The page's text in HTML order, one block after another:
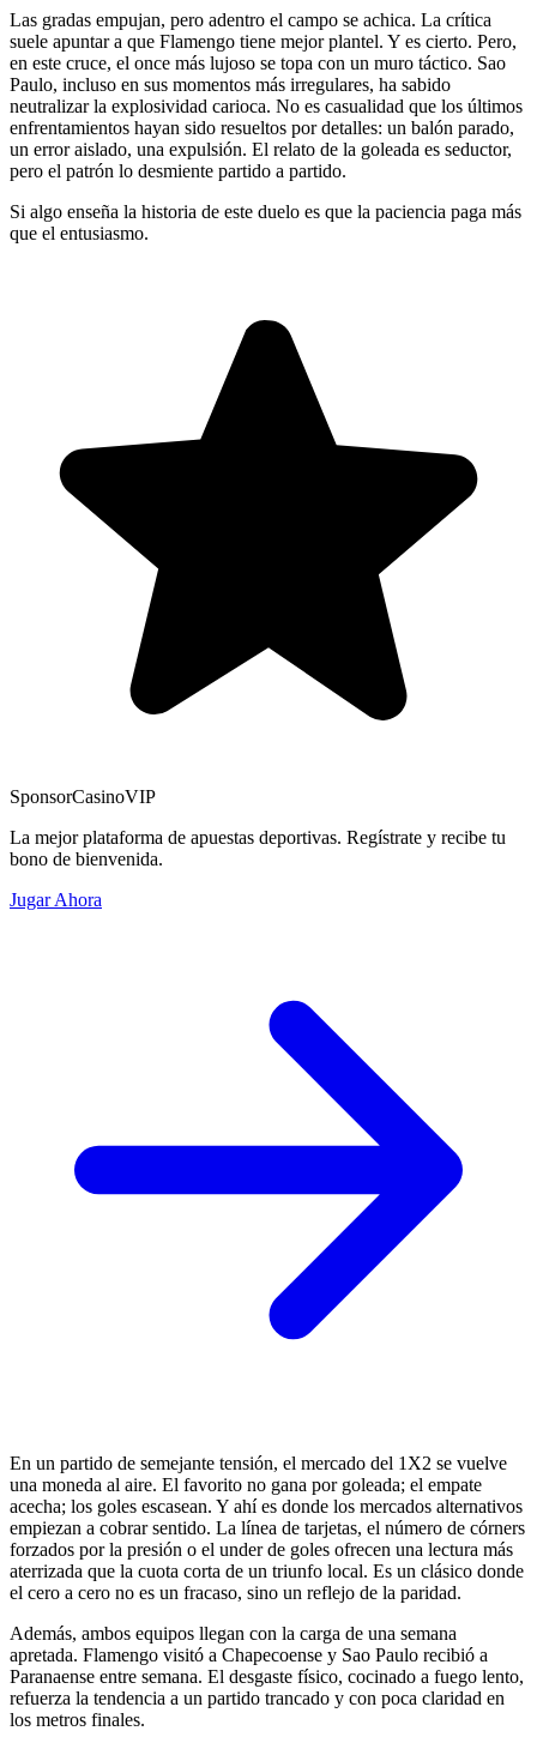
Las gradas empujan, pero adentro el campo se achica. La crítica
suele apuntar a que Flamengo tiene mejor plantel. Y es cierto. Pero,
en este cruce, el once más lujoso se topa con un muro táctico. Sao
Paulo, incluso en sus momentos más irregulares, ha sabido
neutralizar la explosividad carioca. No es casualidad que los últimos
enfrentamientos hayan sido resueltos por detalles: un balón parado,
un error aislado, una expulsión. El relato de la goleada es seductor,
pero el patrón lo desmiente partido a partido.
Si algo enseña la historia de este duelo es que la paciencia paga más
que el entusiasmo.
SponsorCasinoVIP
La mejor plataforma de apuestas deportivas. Regístrate y recibe tu
bono de bienvenida.
Jugar Ahora
En un partido de semejante tensión, el mercado del 1X2 se vuelve
una moneda al aire. El favorito no gana por goleada; el empate
acecha; los goles escasean. Y ahí es donde los mercados alternativos
empiezan a cobrar sentido. La línea de tarjetas, el número de córners
forzados por la presión o el under de goles ofrecen una lectura más
aterrizada que la cuota corta de un triunfo local. Es un clásico donde
el cero a cero no es un fracaso, sino un reflejo de la paridad.
Además, ambos equipos llegan con la carga de una semana
apretada. Flamengo visitó a Chapecoense y Sao Paulo recibió a
Paranaense entre semana. El desgaste físico, cocinado a fuego lento,
refuerza la tendencia a un partido trancado y con poca claridad en
los metros finales.